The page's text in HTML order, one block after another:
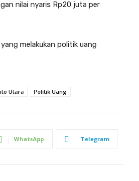
nilai nyaris Rp20 juta per
melakukan politik uang
Utara Politik Uang
WhatsApp Telegram